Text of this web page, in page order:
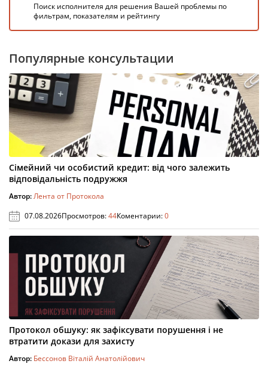
Поиск исполнителя для решения Вашей проблемы по
фильтрам, показателям и рейтингу
Популярные консультации
Сімейний чи особистий кредит: від чого залежить
відповідальність подружжя
Автор:Лента от Протокола
07.08.2026Просмотров:44Коментарии:0
Протокол обшуку: як зафіксувати порушення і не
втратити докази для захисту
Автор: Бессонов Віталій Анатолійович